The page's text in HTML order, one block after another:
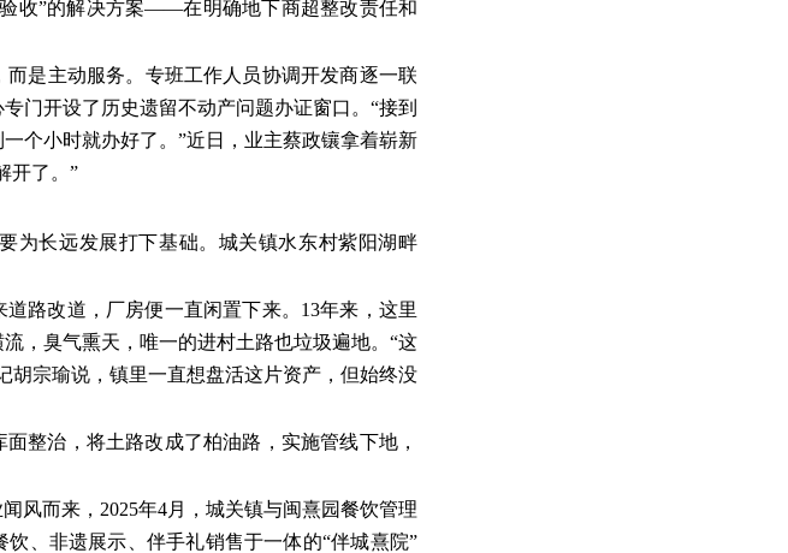
收”的解决方案——在明确地下商超整改责任和
是主动服务。专班工作人员协调开发商逐一联
门开设了历史遗留不动产问题办证窗口。“接到
个小时就办好了。”近日，业主蔡政镶拿着崭新
开了。”
为长远发展打下基础。城关镇水东村紫阳湖畔
路改道，厂房便一直闲置下来。13年来，这里
，臭气熏天，唯一的进村土路也垃圾遍地。“这
胡宗瑜说，镇里一直想盘活这片资产，但始终没
整治，将土路改成了柏油路，实施管线下地，
风而来，2025年4月，城关镇与闽熹园餐饮管理
、非遗展示、伴手礼销售于一体的“伴城熹院”